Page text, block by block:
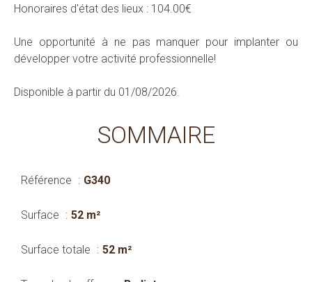
Honoraires d'état des lieux : 104.00€
Une opportunité à ne pas manquer pour implanter ou
développer votre activité professionnelle!
Disponible à partir du 01/08/2026.
SOMMAIRE
Référence G340
Surface 52 m²
Surface totale 52 m²